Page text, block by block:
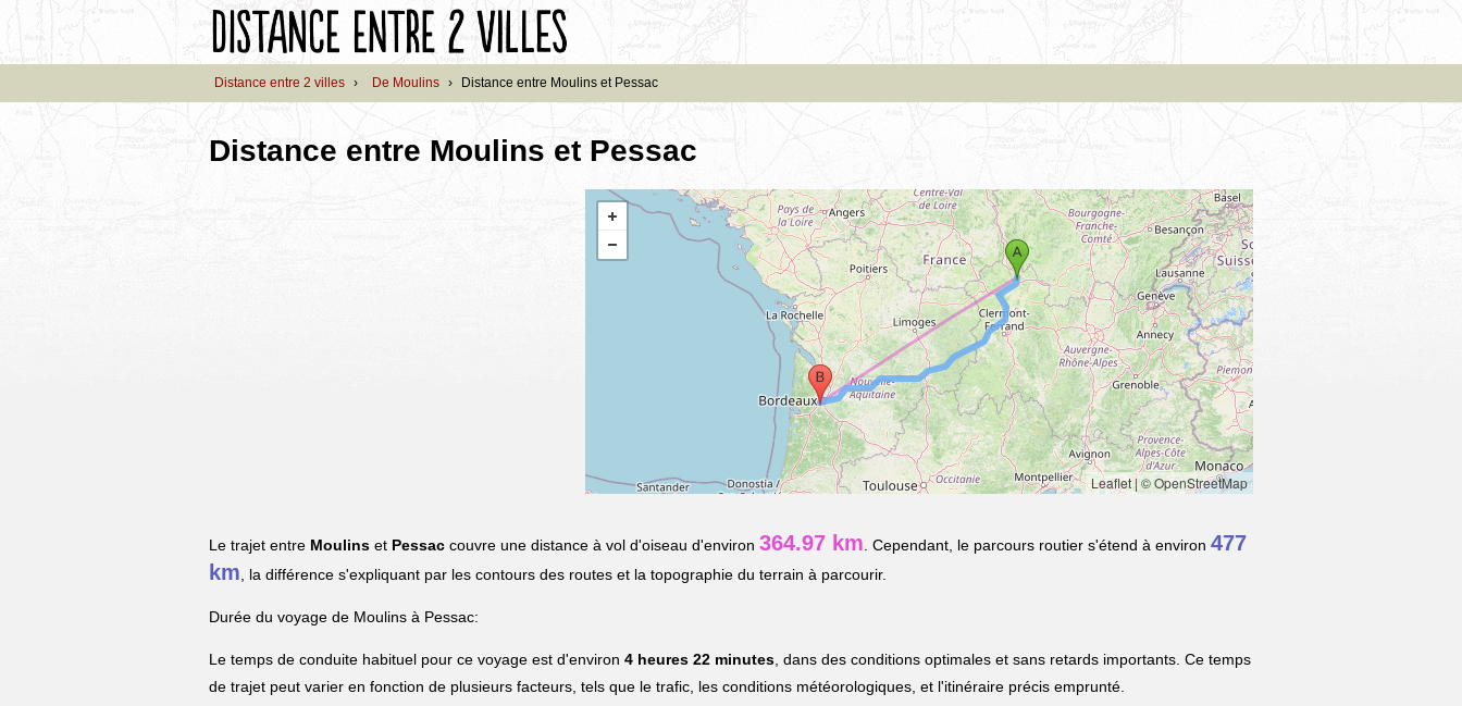
Distance entre 2 villes › De Moulins › Distance entre Moulins et Pessac
Distance entre Moulins et Pessac
Leaflet|© OpenStreetMap
Le trajet entre Moulins et Pessac couvre une distance à vol d'oiseau d'environ 364.97 km . Cependant, le parcours routier s'étend à environ 477
km , la différence s'expliquant par les contours des routes et la topographie du terrain à parcourir.
Durée du voyage de Moulins à Pessac:
Le temps de conduite habituel pour ce voyage est d'environ 4 heures 22 minutes , dans des conditions optimales et sans retards importants. Ce temps
de trajet peut varier en fonction de plusieurs facteurs, tels que le trafic, les conditions météorologiques, et l'itinéraire précis emprunté.